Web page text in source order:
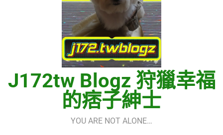
J172tw Blogz 狩獵幸福
的痞子紳士
YOU ARE NOT ALONE…